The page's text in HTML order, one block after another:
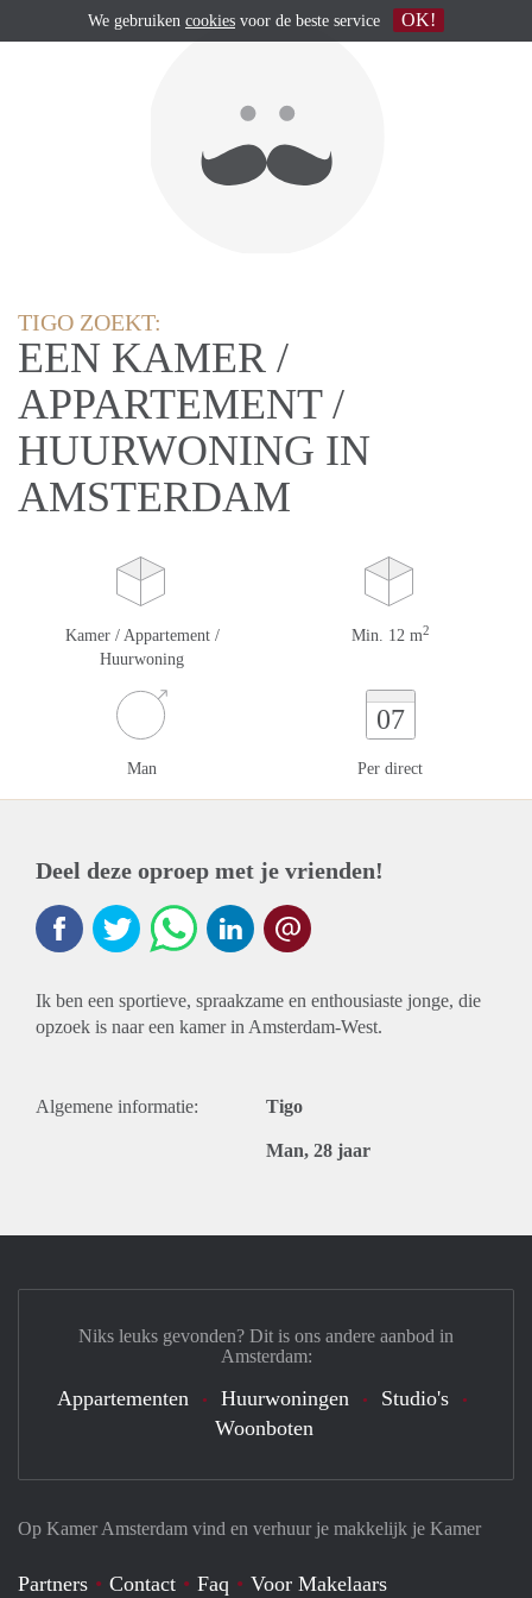
TIGO ZOEKT:
EEN KAMER /
APPARTEMENT /
HUURWONING IN
AMSTERDAM
Kamer / Appartement /
Huurwoning
Min. 12 m2
Man
07
Per direct
Deel deze oproep met je vrienden!
Ik ben een sportieve, spraakzame en enthousiaste jonge, die
opzoek is naar een kamer in Amsterdam-West.
Algemene informatie: Tigo
Man, 28 jaar
Op Kamer Amsterdam vind en verhuur je makkelijk je Kamer
Partners Contact Faq Voor Makelaars
Niks leuks gevonden? Dit is ons andere aanbod in
Amsterdam:
Appartementen Huurwoningen
Studio's
Woonboten
We gebruiken cookies voor de beste service OK!